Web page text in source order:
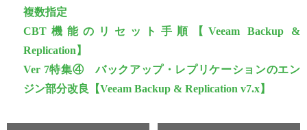
複数指定
CBT機能のリセット手順【Veeam Backup &
Replication】
Ver 7特集④ バックアップ・レプリケーションのエン
ジン部分改良【Veeam Backup & Replication v7.x】